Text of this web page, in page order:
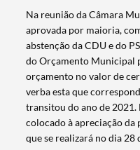
Na reunião da Câmara
aprovada por maioria,
abstenção da CDU e do
do Orçamento Municipal
orçamento no valor de
verba esta que
transitou do ano de
colocado à apreciação
que se realizará no dia 28